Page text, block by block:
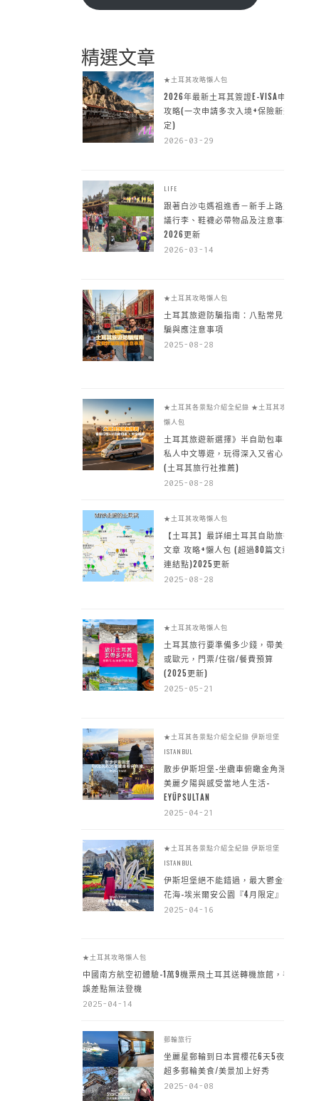
精選文章
★土耳其攻略懶人包
2026年最新土耳其簽證E-VISA申請
攻略(一次申請多次入境+保險新規
定)
2026-03-29
LIFE
跟著白沙屯媽祖進香－新手上路建
議行李、鞋襪必帶物品及注意事項
2026更新
2026-03-14
★土耳其攻略懶人包
土耳其旅遊防騙指南：八點常見詐
騙與應注意事項
2025-08-28
★土耳其各景點介紹全紀錄 ★土耳其攻略
懶人包
土耳其旅遊新選擇》半自助包車 +
私人中文導遊，玩得深入又省心
(土耳其旅行社推薦)
2025-08-28
★土耳其攻略懶人包
【土耳其】最詳細土耳其自助旅行
文章 攻略+懶人包 (超過80篇文章~
連結點)2025更新
2025-08-28
★土耳其攻略懶人包
土耳其旅行要準備多少錢，帶美金
或歐元，門票/住宿/餐費預算
(2025更新)
2025-05-21
★土耳其各景點介紹全紀錄 伊斯坦堡
ISTANBUL
散步伊斯坦堡-坐纜車俯瞰金角灣
美麗夕陽與感受當地人生活-
EYÜPSULTAN
2025-04-21
★土耳其各景點介紹全紀錄 伊斯坦堡
ISTANBUL
伊斯坦堡絕不能錯過，最大鬱金香
花海-埃米爾安公園『4月限定』
2025-04-16
★土耳其攻略懶人包
中國南方航空初體驗-1萬9機票飛土耳其送轉機旅館，手
誤差點無法登機
2025-04-14
郵輪旅行
坐麗星郵輪到日本賞櫻花6天5夜，
超多郵輪美食/美景加上好秀
2025-04-08